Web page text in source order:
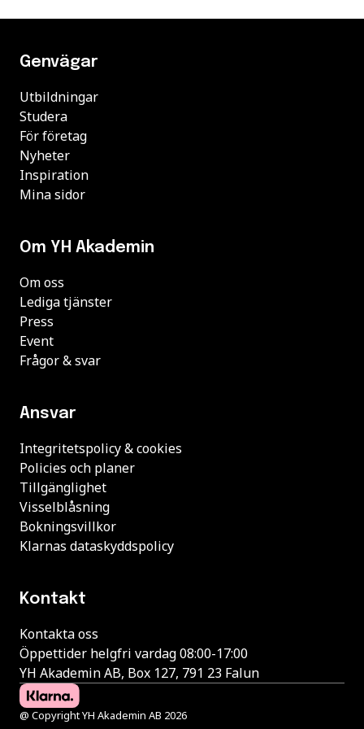
Genvägar
Utbildningar
Studera
För företag
Nyheter
Inspiration
Mina sidor
Om YH Akademin
Om oss
Lediga tjänster
Press
Event
Frågor & svar
Ansvar
Integritetspolicy & cookies
Policies och planer
Tillgänglighet
Visselblåsning
Bokningsvillkor
Klarnas dataskyddspolicy
Kontakt
Kontakta oss
Öppettider helgfri vardag 08:00-17:00
YH Akademin AB, Box 127, 791 23 Falun
@ Copyright YH Akademin AB 2026